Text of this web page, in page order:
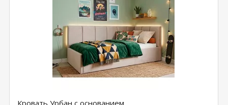
Кровать Урбан с основанием